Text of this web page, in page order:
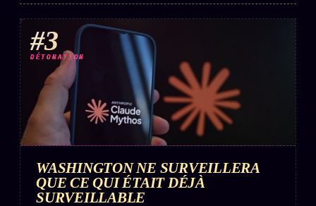
#3
DÉTONATION
WASHINGTON NE SURVEILLERA
QUE CE QUI ÉTAIT DÉJÀ
SURVEILLABLE